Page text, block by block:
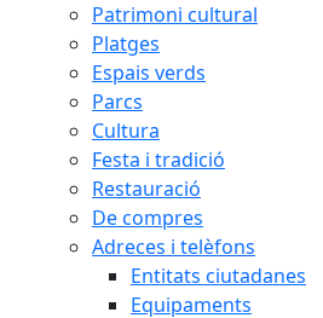
Patrimoni cultural
Platges
Espais verds
Parcs
Cultura
Festa i tradició
Restauració
De compres
Adreces i telèfons
Entitats ciutadanes
Equipaments